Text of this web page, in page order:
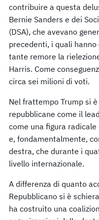
contribuire a questa
Bernie Sanders e dei
(DSA), che avevano
precedenti, i quali
tante remore la
Harris. Come
circa sei milioni di voti.
Nel frattempo Trump si
repubblicane come il
come una figura
e, fondamentalmente,
destra, che durante i
livello internazionale.
A differenza di quanto
Repubblicano si è
ha costruito una